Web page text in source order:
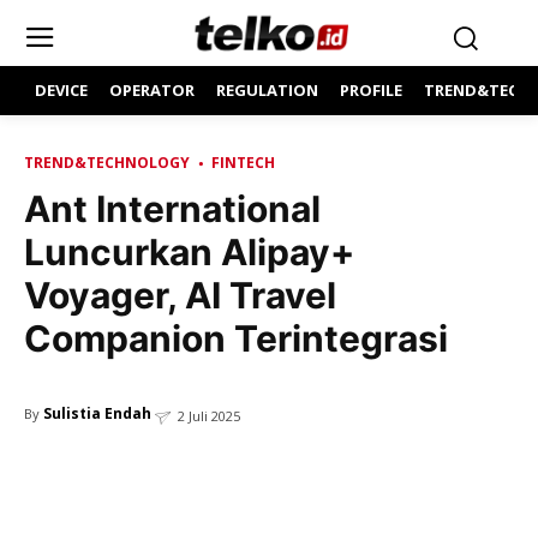
DEVICE OPERATOR REGULATION PROFILE
TREND&TECHNOLOGY FINTECH
Ant International
Luncurkan Alipay+
Voyager, AI Travel
Companion Terintegrasi
By Sulistia Endah 2 Juli 2025